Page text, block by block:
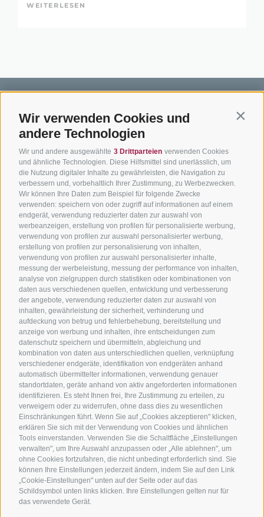
Wir verwenden Cookies und
andere Technologien
Wir und andere ausgewählte 3 Drittparteien verwenden Cookies
und ähnliche Technologien. Diese Hilfsmittel sind unerlässlich, um
die Nutzung digitaler Inhalte zu gewährleisten, die Navigation zu
verbessern und, vorbehaltlich Ihrer Zustimmung, zu Werbezwecken.
Wir können Ihre Daten zum Beispiel für folgende Zwecke
verwenden: speichern von oder zugriff auf informationen auf einem
endgerät, verwendung reduzierter daten zur auswahl von
werbeanzeigen, erstellung von profilen für personalisierte werbung,
verwendung von profilen zur auswahl personalisierter werbung,
erstellung von profilen zur personalisierung von inhalten,
verwendung von profilen zur auswahl personalisierter inhalte,
messung der werbeleistung, messung der performance von inhalten,
analyse von zielgruppen durch statistiken oder kombinationen von
daten aus verschiedenen quellen, entwicklung und verbesserung
der angebote, verwendung reduzierter daten zur auswahl von
inhalten, gewährleistung der sicherheit, verhinderung und
aufdeckung von betrug und fehlerbehebung, bereitstellung und
anzeige von werbung und inhalten, ihre entscheidungen zum
datenschutz speichern und übermitteln, abgleichung und
kombination von daten aus unterschiedlichen quellen, verknüpfung
verschiedener endgeräte, identifikation von endgeräten anhand
automatisch übermittelter informationen, verwendung genauer
standortdaten, geräte anhand von aktiv angeforderten informationen
identifizieren. Es steht Ihnen frei, Ihre Zustimmung zu erteilen, zu
verweigern oder zu widerrufen, ohne dass dies zu wesentlichen
Einschränkungen führt. Wenn Sie auf „Cookies akzeptieren" klicken,
erklären Sie sich mit der Verwendung von Cookies und ähnlichen
Tools einverstanden. Verwenden Sie die Schaltfläche „Einstellungen
verwalten", um Ihre Auswahl anzupassen oder „Alle ablehnen", um
ohne Cookies fortzufahren, die nicht unbedingt erforderlich sind. Sie
können Ihre Einstellungen jederzeit ändern, indem Sie auf den Link
„Cookie-Einstellungen" unten auf der Seite oder auf das
Schildsymbol unten links klicken. Ihre Einstellungen gelten nur für
das verwendete Gerät.
WEITERLESEN
BIKEHOTELS
SÜDTIROL
Hotels & Pakete
Urlaubspakete
Unsere Gutscheine
Hot Deals
Bike & Work
BIKEN IN
SÜDTIROL
Mountainbiken in
Südtirol
Rennradfahren in
Südtirol
Radwege in Südtirol
Bikeshops & Verleihe
Bike-Schulen
Tourenzentrale
Kontakt
Anreise
Zum
info@bikehotels.it
MELDE DICH ZU UNSEREM NEWSLETTER AN!
JETZT ANMELDEN